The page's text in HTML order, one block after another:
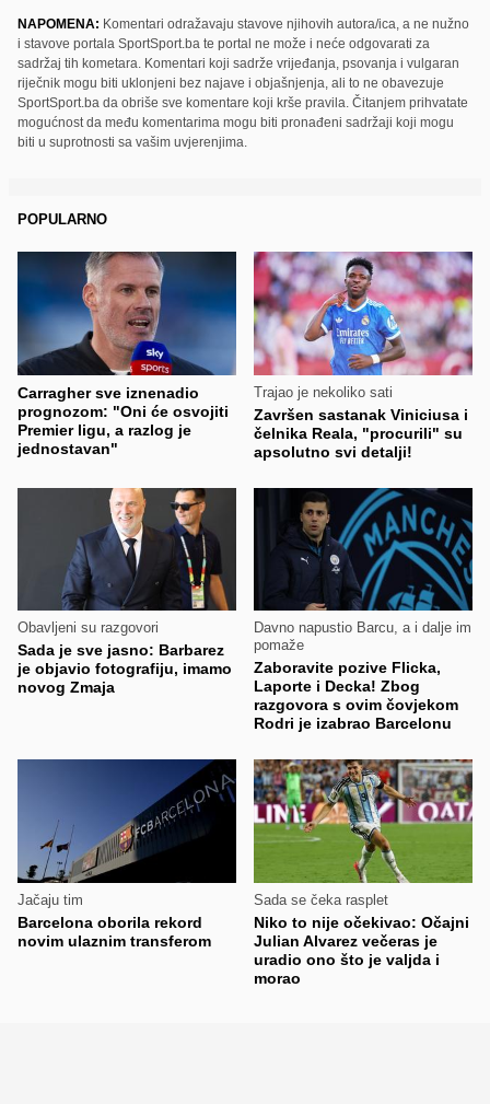
NAPOMENA: Komentari odražavaju stavove njihovih autora/ica, a ne nužno
i stavove portala SportSport.ba te portal ne može i neće odgovarati za
sadržaj tih kometara. Komentari koji sadrže vrijeđanja, psovanja i vulgaran
riječnik mogu biti uklonjeni bez najave i objašnjenja, ali to ne obavezuje
SportSport.ba da obriše sve komentare koji krše pravila. Čitanjem prihvatate
mogućnost da među komentarima mogu biti pronađeni sadržaji koji mogu
biti u suprotnosti sa vašim uvjerenjima.
POPULARNO
Carragher sve iznenadio
prognozom: "Oni će osvojiti
Premier ligu, a razlog je
jednostavan"
Trajao je nekoliko sati
Završen sastanak Viniciusa i
čelnika Reala, "procurili" su
apsolutno svi detalji!
Obavljeni su razgovori
Sada je sve jasno: Barbarez
je objavio fotografiju, imamo
novog Zmaja
Davno napustio Barcu, a i dalje im
pomaže
Zaboravite pozive Flicka,
Laporte i Decka! Zbog
razgovora s ovim čovjekom
Rodri je izabrao Barcelonu
Jačaju tim
Barcelona oborila rekord
novim ulaznim transferom
Sada se čeka rasplet
Niko to nije očekivao: Očajni
Julian Alvarez večeras je
uradio ono što je valjda i
morao